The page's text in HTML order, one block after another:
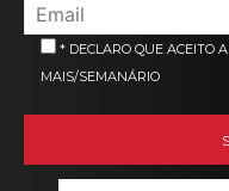
* DECLARO QUE ACEITO A
MAIS/SEMANÁRIO